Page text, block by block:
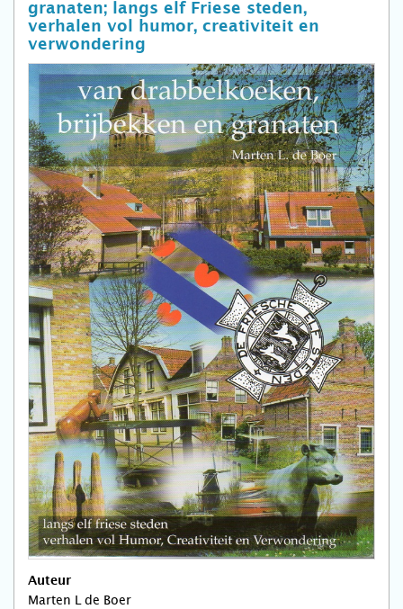
granaten; langs elf Friese steden,
verhalen vol humor, creativiteit en
verwondering
Auteur
Marten L de Boer